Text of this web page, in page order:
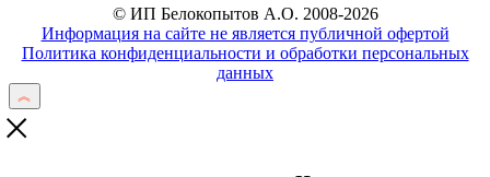
© ИП Белокопытов А.О. 2008-2026
Информация на сайте не является публичной офертой
Политика конфиденциальности и обработки персональных
данных